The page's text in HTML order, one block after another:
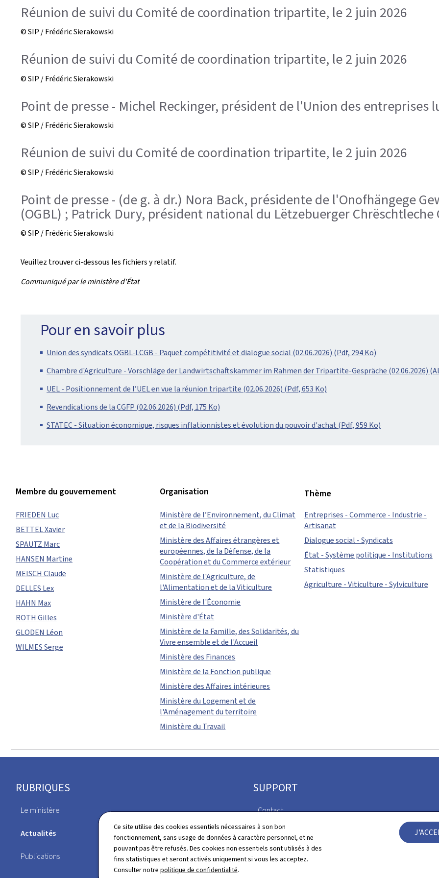
Ce site utilise des cookies essentiels nécessaires à son bon
fonctionnement, sans usage de données à caractère personnel, et ne
pouvant pas être refusés. Des cookies non essentiels sont utilisés à des
fins statistiques et seront activés uniquement si vous les acceptez.
Consulter notre politique de confidentialité.
Réunion de suivi du Comité de coordination tripartite, le 2 juin 2026
© SIP / Frédéric Sierakowski
Réunion de suivi du Comité de coordination tripartite, le 2 juin 2026
© SIP / Frédéric Sierakowski
Point de presse - Michel Reckinger, président de l'Union des entreprises
© SIP / Frédéric Sierakowski
Réunion de suivi du Comité de coordination tripartite, le 2 juin 2026
© SIP / Frédéric Sierakowski
Point de presse - (de g. à dr.) Nora Back, présidente de l'Onofhängege
(OGBL) ; Patrick Dury, président national du Lëtzebuerger Chrëschtleche
© SIP / Frédéric Sierakowski
Veuillez trouver ci-dessous les fichiers y relatif.
Communiqué par le ministère d'État
Pour en savoir plus
Union des syndicats OGBL-LCGB - Paquet compétitivité et dialogue social (02.06.2026) (Pdf, 294 Ko)
Chambre d'Agriculture - Vorschläge der Landwirtschaftskammer im Rahmen der Tripartite-Gespräche (02.06.2026)
UEL - Positionnement de l’UEL en vue la réunion tripartite (02.06.2026) (Pdf, 653 Ko)
Revendications de la CGFP (02.06.2026) (Pdf, 175 Ko)
STATEC - Situation économique, risques inflationnistes et évolution du pouvoir d'achat (Pdf, 959 Ko)
Membre du gouvernement
FRIEDEN Luc
BETTEL Xavier
SPAUTZ Marc
HANSEN Martine
MEISCH Claude
DELLES Lex
HAHN Max
ROTH Gilles
GLODEN Léon
WILMES Serge
Organisation
Ministère de l’Environnement, du Climat
et de la Biodiversité
Ministère des Affaires étrangères et
européennes, de la Défense, de la
Coopération et du Commerce extérieur
Ministère de l'Agriculture, de
l'Alimentation et de la Viticulture
Ministère de l'Économie
Ministère d'État
Ministère de la Famille, des Solidarités, du
Vivre ensemble et de l'Accueil
Ministère des Finances
Ministère de la Fonction publique
Ministère des Affaires intérieures
Ministère du Logement et de
l'Aménagement du territoire
Ministère du Travail
Thème
Entreprises - Commerce - Industrie -
Artisanat
Dialogue social - Syndicats
État - Système politique - Institutions
Statistiques
Agriculture - Viticulture - Sylviculture
Pied
de
RUBRIQUES
Le ministère
Actualités
Publications
Dossiers
SUPPORT
Contact
Plan du site
À propos du site
Déclaration